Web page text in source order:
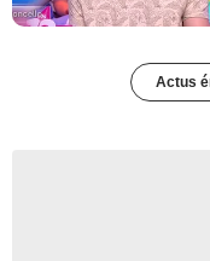
Actus